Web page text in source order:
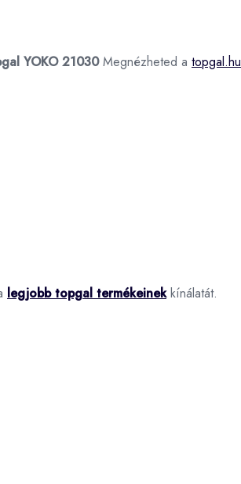
YOKO 21030Megnézheted a topgal.hu
legjobb topgal termékeinekkínálatát.